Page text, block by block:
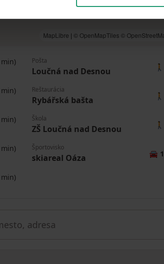
MapLibre | © OpenMapTiles ©
min) Pošta
Loučná nad Desnou 🚶
min) Reštaurácia
Rybářská bašta 🚶
min) Škola
ZŠ Loučná nad Desnou 🚶
min) Športovisko
skiareal Oáza 🚘
min)